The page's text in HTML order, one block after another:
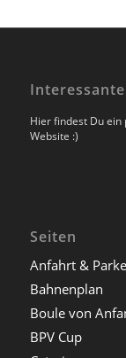
Hier findest Du ein
Website :)
Seiten
Anfahrt &
Bahnenplan
Boule von
BPV Cup